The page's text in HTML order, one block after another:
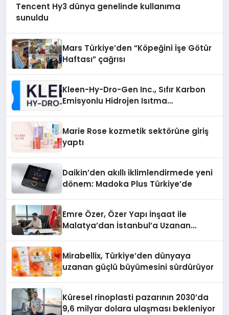
Tencent Hy3 dünya genelinde kullanıma
sunuldu
Mars Türkiye’den “Köpeğini İşe Götür
Haftası” çağrısı
Kleen-Hy-Dro-Gen Inc., Sıfır Karbon
Emisyonlu Hidrojen Isıtma
Marie Rose kozmetik sektörüne giriş
yaptı
Daikin’den akıllı iklimlendirmede yeni
dönem: Madoka Plus Türkiye’de
Emre Özer, Özer Yapı İnşaat ile
Malatya’dan İstanbul’a Uzanan
Mirabellix, Türkiye’den dünyaya
uzanan güçlü büyümesini sürdürüyor
Küresel rinoplasti pazarının 2030’da
9,6 milyar dolara ulaşması bekleniyor